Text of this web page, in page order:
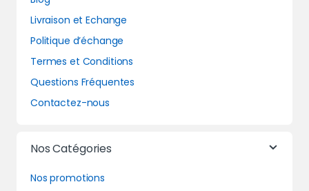
Livraison et Echange
Politique d’échange
Termes et Conditions
Questions Fréquentes
Contactez-nous
Nos Catégories
Nos promotions